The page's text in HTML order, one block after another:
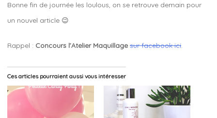
Bonne fin de journée les loulous, on se retrouve demain pour
un nouvel article 😉
Rappel : Concours l’Atelier Maquillage sur facebook ici.
Ces articles pourraient aussi vous intéresser